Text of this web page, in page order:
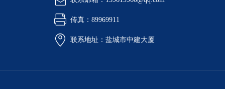
传真：89969911
联系地址：盐城市中建大厦